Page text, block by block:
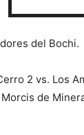
del Bochi.
2 vs. Los
de